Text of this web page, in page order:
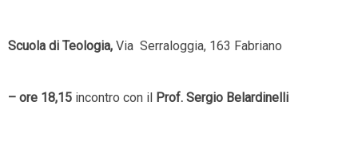
Scuola di Teologia, Via Serraloggia, 163 Fabriano
– ore 18,15 incontro con il Prof. Sergio Belardinelli